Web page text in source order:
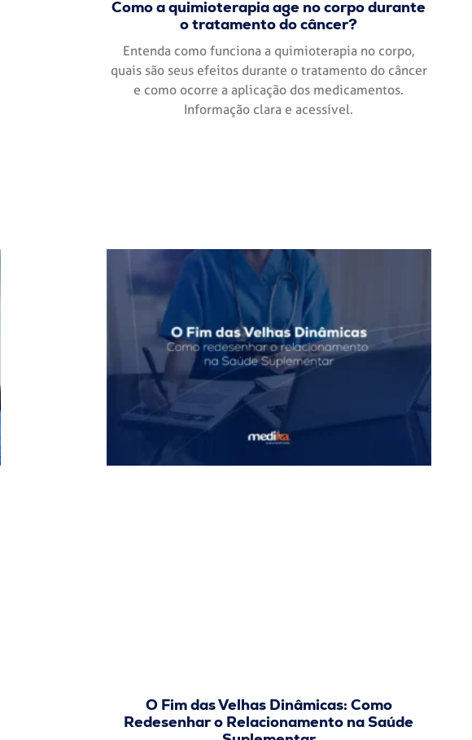
Como a quimioterapia age no corpo durante
o tratamento do câncer?
Entenda como funciona a quimioterapia no corpo,
quais são seus efeitos durante o tratamento do câncer
e como ocorre a aplicação dos medicamentos.
Informação clara e acessível.
O Fim das Velhas Dinâmicas: Como
Redesenhar o Relacionamento na Saúde